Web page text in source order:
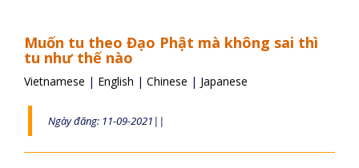
Muốn tu theo Đạo Phật mà không sai thì
tu như thế nào
Vietnamese | English | Chinese | Japanese
Ngày đăng: 11-09-2021||